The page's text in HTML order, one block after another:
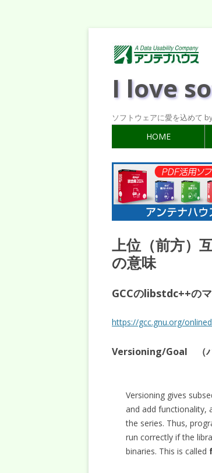
I love
ソフトウェアに愛を込めて
HOME
上位（前方）
の意味
GCCのlibstdc++の
https://gcc.gnu.org/
Versioning/Goal （バ
Versioning gives
and add functionality,
the series. Thus,
run correctly if the
binaries. This is called